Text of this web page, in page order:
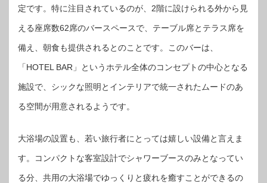
定です。特に注目されているのが、2階に設けられる外から見
える座席数62席のバースペースで、テーブル席とテラス席を
備え、朝食も提供されるとのことです。このバーは、
「HOTEL BAR」というホテル全体のコンセプトの中心となる
施設で、シックな照明とインテリアで統一されたムードのあ
る空間が用意されるようです。
大浴場の設置も、若い旅行者にとっては嬉しい設備と言えま
す。コンパクトな客室設計でシャワーブースのみとなってい
る分、共用の大浴場でゆっくりと疲れを癒すことができるの